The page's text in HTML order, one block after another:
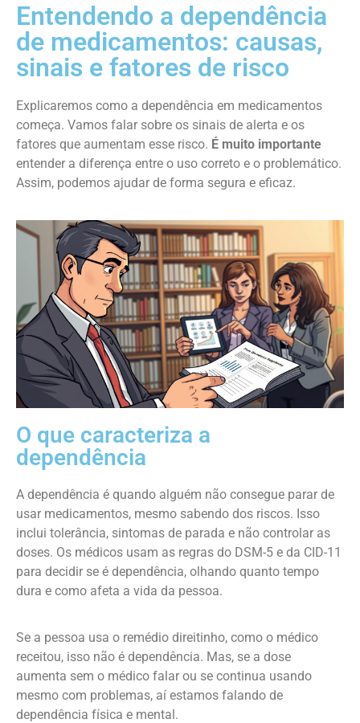
Entendendo a dependência
de medicamentos: causas,
sinais e fatores de risco
Explicaremos como a dependência em medicamentos
começa. Vamos falar sobre os sinais de alerta e os
fatores que aumentam esse risco. É muito importante
entender a diferença entre o uso correto e o problemático.
Assim, podemos ajudar de forma segura e eficaz.
O que caracteriza a
dependência
A dependência é quando alguém não consegue parar de
usar medicamentos, mesmo sabendo dos riscos. Isso
inclui tolerância, sintomas de parada e não controlar as
doses. Os médicos usam as regras do DSM-5 e da CID-11
para decidir se é dependência, olhando quanto tempo
dura e como afeta a vida da pessoa.
Se a pessoa usa o remédio direitinho, como o médico
receitou, isso não é dependência. Mas, se a dose
aumenta sem o médico falar ou se continua usando
mesmo com problemas, aí estamos falando de
dependência física e mental.